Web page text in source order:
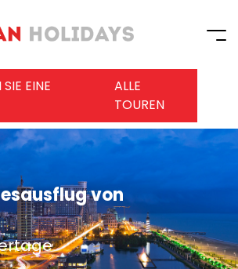
EINE
ALLE
TOUREN
von